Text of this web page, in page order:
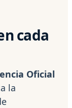
cada
Oficial
la